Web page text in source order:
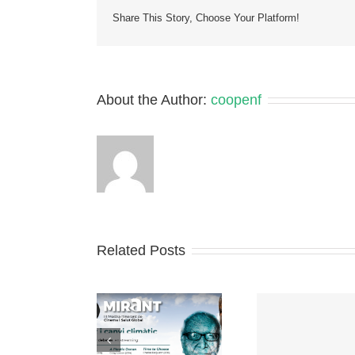
Share This Story, Choose Your Platform!
About the Author: coopenf
Related Posts
Enquesta: Redes de